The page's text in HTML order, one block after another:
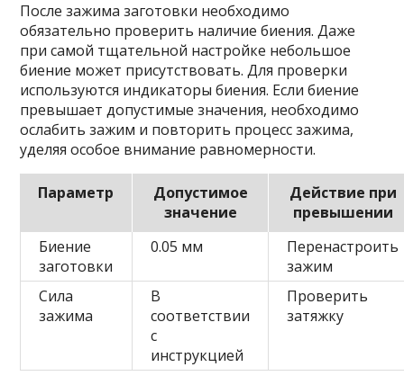
После зажима заготовки необходимо
обязательно проверить наличие биения. Даже
при самой тщательной настройке небольшое
биение может присутствовать. Для проверки
используются индикаторы биения. Если биение
превышает допустимые значения, необходимо
ослабить зажим и повторить процесс зажима,
уделяя особое внимание равномерности.
Параметр
Допустимое
значение
Действие при
превышении
Биение
заготовки
0.05 мм
Перенастроить
зажим
Сила
зажима
В
соответствии
с
инструкцией
Проверить
затяжку